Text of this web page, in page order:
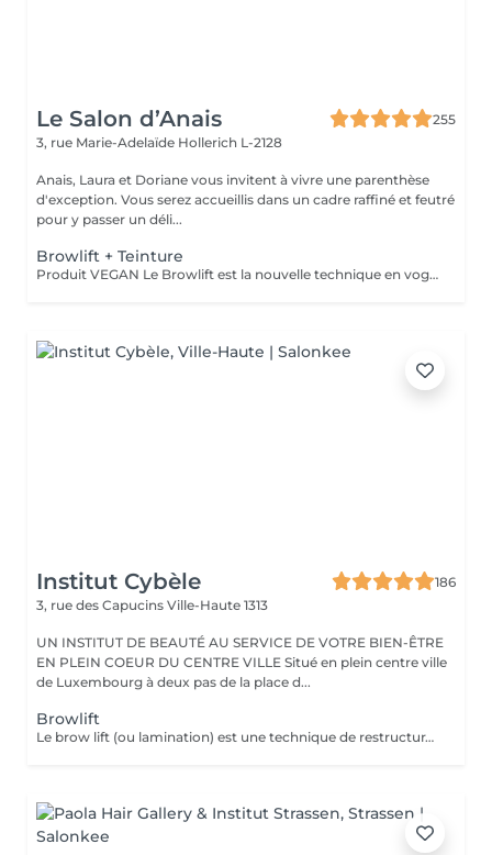
Le Salon d’Anais
255
3, rue Marie-Adelaïde Hollerich L-2128
Anais, Laura et Doriane vous invitent à vivre une parenthèse
d'exception. Vous serez accueillis dans un cadre raffiné et feutré
pour y passer un déli...
Browlift + Teinture
Produit VEGAN Le Browlift est la nouvelle technique en vogue pour restructurer vos sourcils qui permet de les épaissir et les rehausser tout en fixant leur mouvement pour un résultat qui dure environ 6 semaines. Ils paraissent plus fournis et volumineux et la teinture va accentuer la forme et intensifier la couleur. Le Browlift ouvre votre regard et le met en valeur.
Institut Cybèle
186
3, rue des Capucins Ville-Haute 1313
UN INSTITUT DE BEAUTÉ AU SERVICE DE VOTRE BIEN-ÊTRE
EN PLEIN COEUR DU CENTRE VILLE Situé en plein centre ville
de Luxembourg à deux pas de la place d...
Browlift
Le brow lift (ou lamination) est une technique de restructuration qui discipline, rehausse et épaissit les sourcils, offrant un effet fourni et structuré pendant environ 6 à 8 semaines. Ce soin utilise des sérums pour assouplir le poil, le brosser vers le haut et le fixer. Teinture comprise dans le soin.